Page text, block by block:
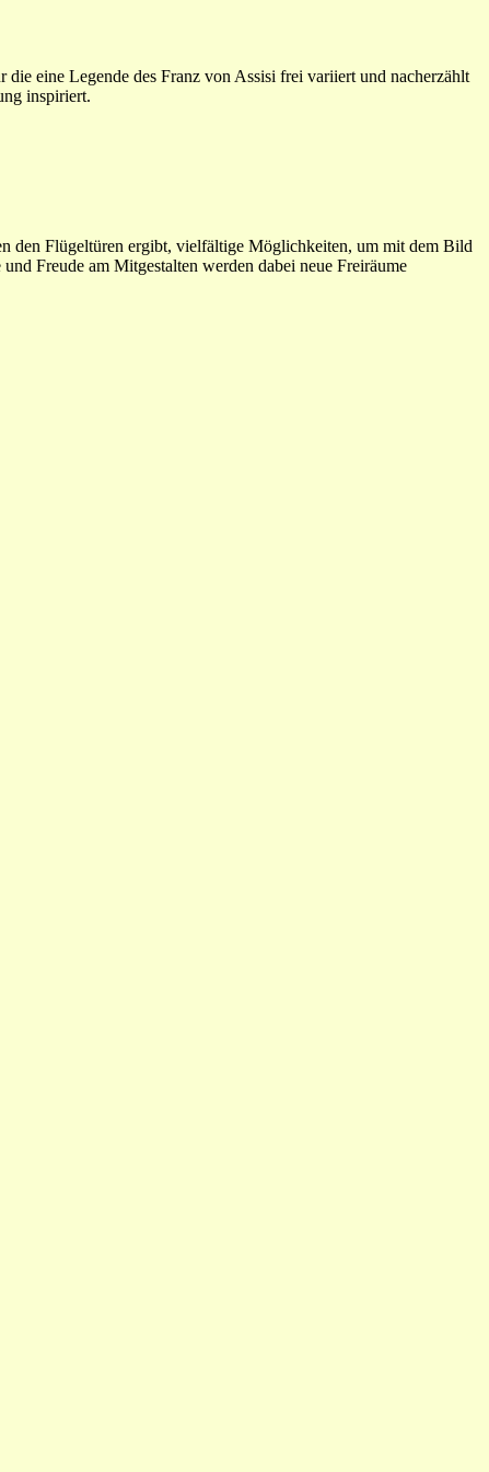
eine Legende des Franz von Assisi frei variiert und nacherzählt
inspiriert.
den Flügeltüren ergibt, vielfältige Möglichkeiten, um mit dem Bild
Freude am Mitgestalten werden dabei neue Freiräume